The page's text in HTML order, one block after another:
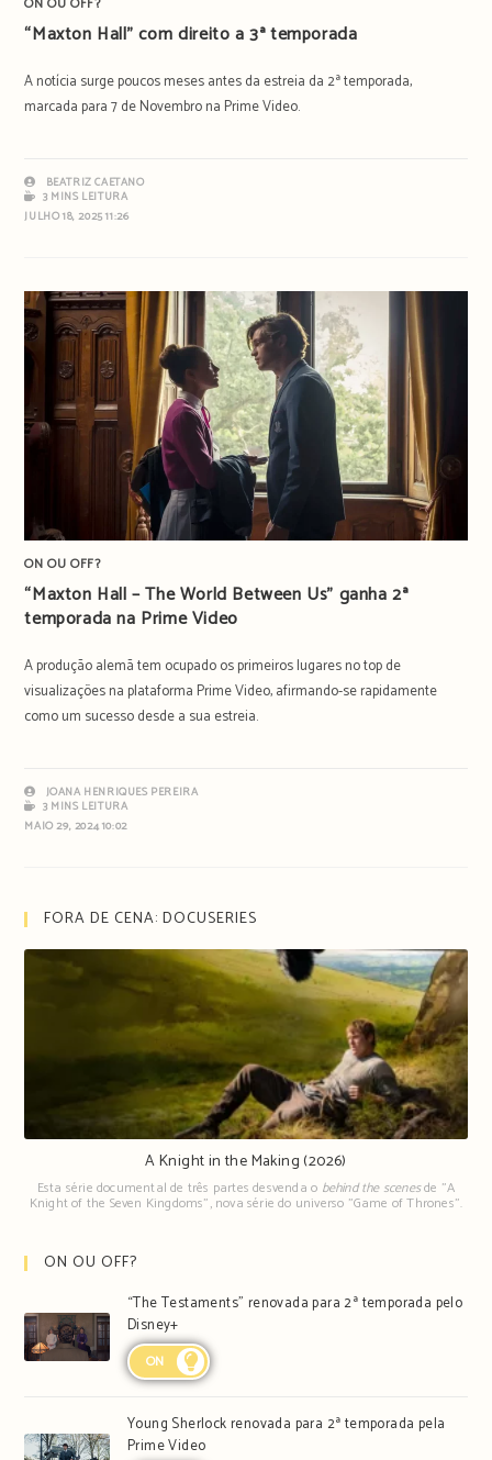
“Maxton Hall” com direito a 3ª temporada
A notícia surge poucos meses antes da estreia da 2ª temporada,
marcada para 7 de Novembro na Prime Video.
BEATRIZ CAETANO
3 MINS LEITURA
JULHO 18, 2025 11:26
ON OU OFF?
“Maxton Hall – The World Between Us” ganha 2ª
temporada na Prime Video
A produção alemã tem ocupado os primeiros lugares no top de
visualizações na plataforma Prime Video, afirmando-se rapidamente
como um sucesso desde a sua estreia.
JOANA HENRIQUES PEREIRA
3 MINS LEITURA
MAIO 29, 2024 10:02
FORA DE CENA: DOCUSERIES
A Knight in the Making (2026)
Esta série documental de três partes desvenda o behind the scenesde "A
Knight of the Seven Kingdoms", nova série do universo "Game of Thrones".
ON OU OFF?
“The Testaments” renovada para 2ª temporada pelo
Disney+
ON
Young Sherlock renovada para 2ª temporada pela
Prime Video